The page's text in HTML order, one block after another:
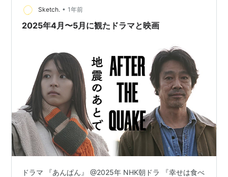
Sketch. • 1年前
2025年4月〜5月に観たドラマと映画
ドラマ 『あんぱん』 @2025年 NHK朝ドラ 『幸せは食べ